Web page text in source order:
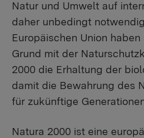
Natur und Umwelt auf
daher unbedingt
Europäischen Union
Grund mit der
2000 die Erhaltung der
damit die Bewahrung des
für zukünftige
Natura 2000 ist eine